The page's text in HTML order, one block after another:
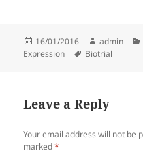
Posted
on
16/01/2016 Author
admin
Expression
Tags
Biotrial
Leave a Reply
Your email address will not be
marked*